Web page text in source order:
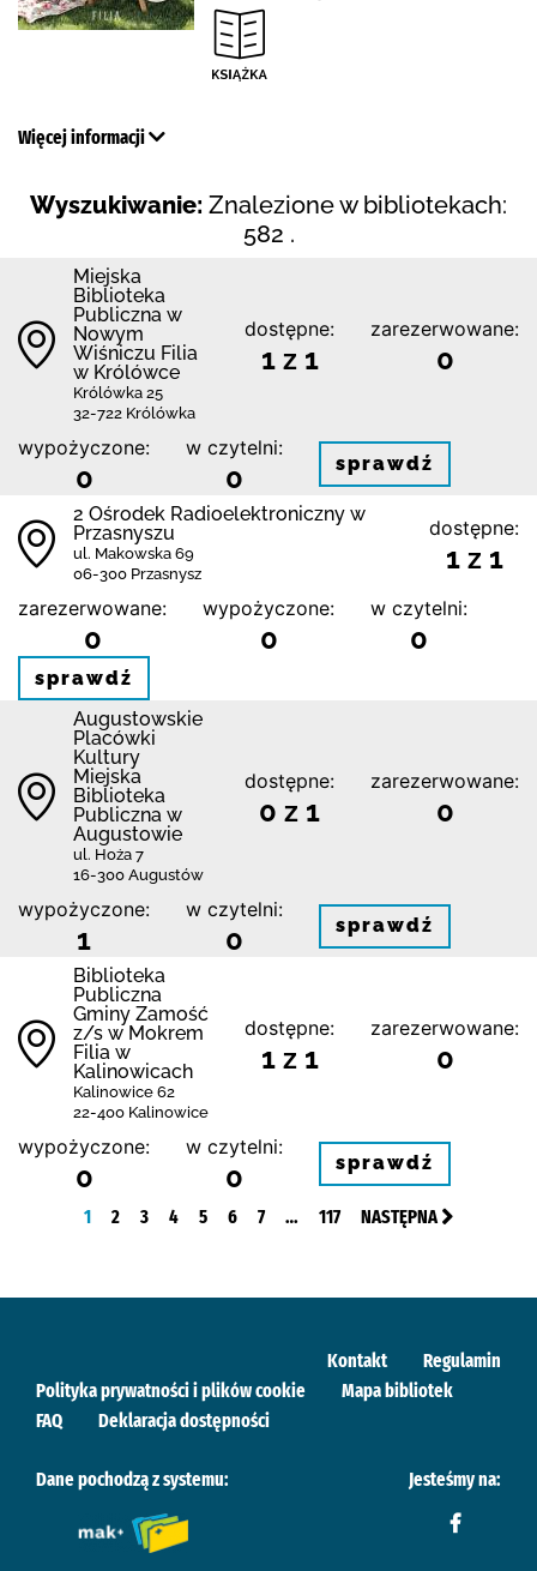
Więcej informacji
Wyszukiwanie: Znalezione w bibliotekach:
582 .
Miejska
Biblioteka
Publiczna w
Nowym
Wiśniczu Filia
w Królówce
Królówka 25
32-722 Królówka
dostępne:
1 z 1
zarezerwowane:
0
wypożyczone:
0
w czytelni:
0 sprawdź
2 Ośrodek Radioelektroniczny w
Przasnyszu
ul. Makowska 69
06-300 Przasnysz
dostępne:
1 z 1
zarezerwowane:
0
wypożyczone:
0
w czytelni:
0
sprawdź
Augustowskie
Placówki
Kultury
Miejska
Biblioteka
Publiczna w
Augustowie
ul. Hoża 7
16-300 Augustów
dostępne:
0 z 1
zarezerwowane:
0
wypożyczone:
1
w czytelni:
0 sprawdź
Biblio­teka
Publiczna
Gminy Zamość
z/s w Mokrem
Filia w
Kalinowicach
Kalinowice 62
22-400 Kalinowice
dostępne:
1 z 1
zarezerwowane:
0
wypożyczone:
0
w czytelni:
0 sprawdź
1 2 3 4 5 6 7 … 117 NASTĘPNA
Kontakt
Regulamin
Polityka prywatności i plików cookie
Mapa bibliotek
FAQ
Deklaracja dostępności
Dane pochodzą z systemu: Jesteśmy na: